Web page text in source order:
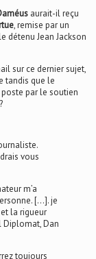
aurait-il reçu
, remise par un
détenu Jean Jackson
sur ce dernier sujet,
tandis que le
par le soutien
vous
m’a
[…]. je
la rigueur
Diplomat, Dan
toujours